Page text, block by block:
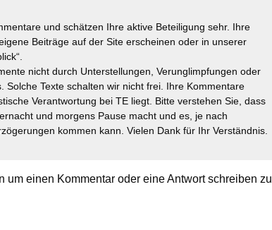
und schätzen Ihre aktive Beteiligung sehr. Ihre
Beiträge auf der Site erscheinen oder in unserer
nicht durch Unterstellungen, Verunglimpfungen oder
Solche Texte schalten wir nicht frei. Ihre Kommentare
Verantwortung bei TE liegt. Bitte verstehen Sie, dass
und morgens Pause macht und es, je nach
kommen kann. Vielen Dank für Ihr Verständnis.
um einen Kommentar oder eine Antwort schreiben zu